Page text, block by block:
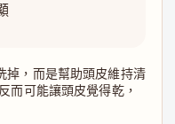
掉，而是幫助頭皮維持清
而可能讓頭皮覺得乾，